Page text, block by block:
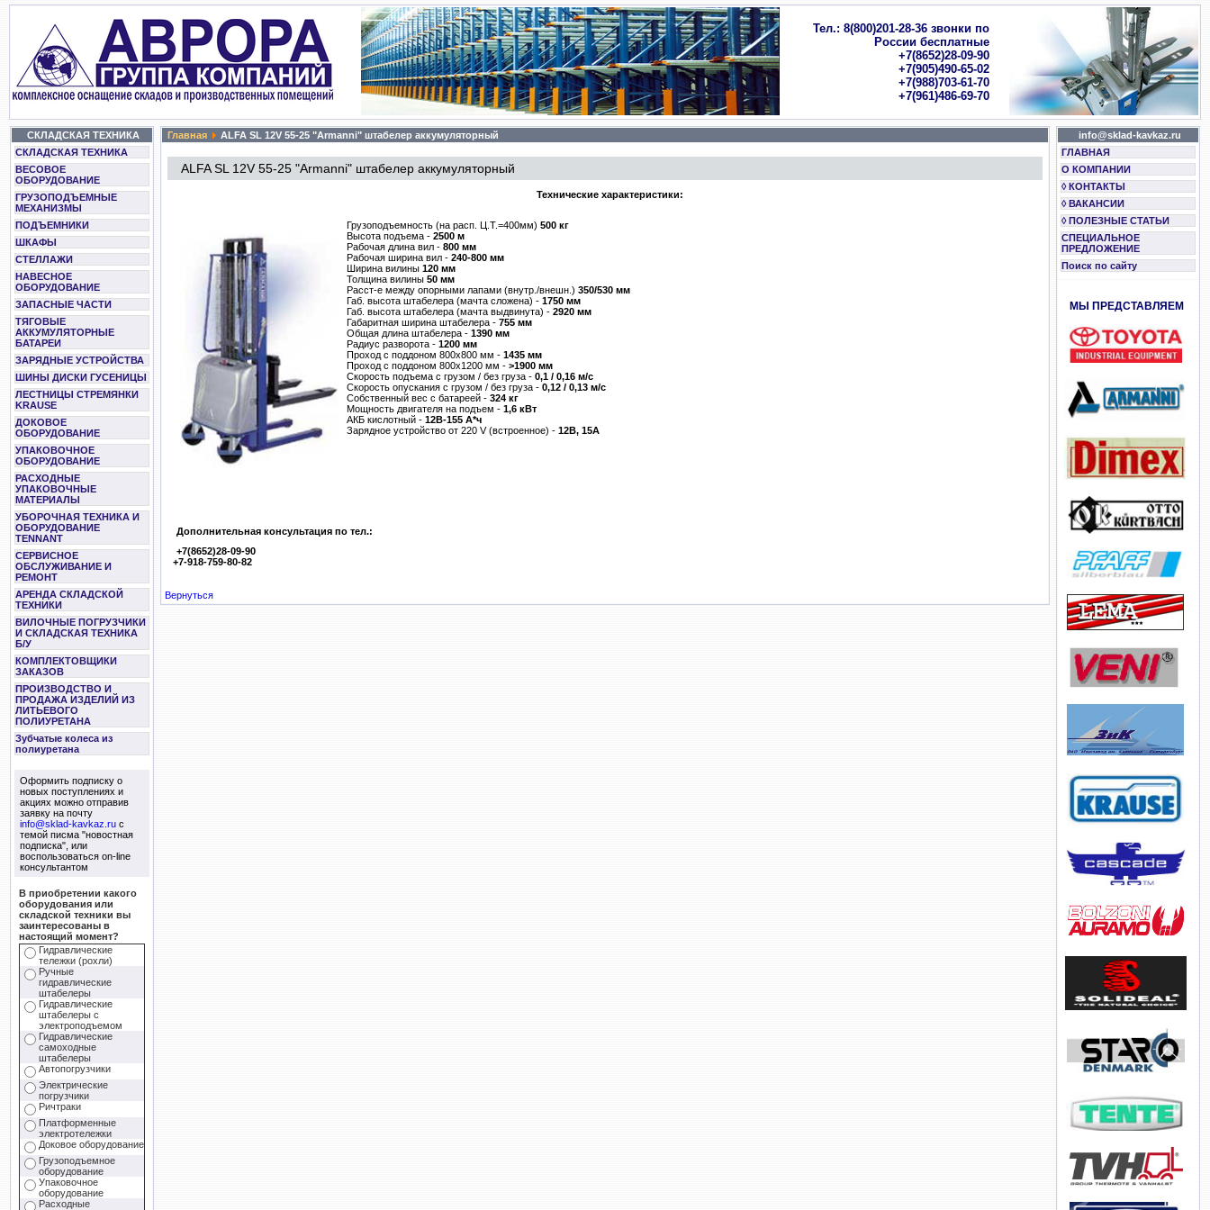
Тел.: 8(800)201-28-36 звонки по
России бесплатные
+7(8652)28-09-90
+7(905)490-65-02
+7(988)703-61-70
+7(961)486-69-70
СКЛАДСКАЯ ТЕХНИКА
СКЛАДСКАЯ ТЕХНИКА
ВЕСОВОЕ
ОБОРУДОВАНИЕ
ГРУЗОПОДЪЕМНЫЕ
МЕХАНИЗМЫ
ПОДЪЕМНИКИ
ШКАФЫ
СТЕЛЛАЖИ
НАВЕСНОЕ
ОБОРУДОВАНИЕ
ЗАПАСНЫЕ ЧАСТИ
ТЯГОВЫЕ
АККУМУЛЯТОРНЫЕ
БАТАРЕИ
ЗАРЯДНЫЕ УСТРОЙСТВА
ШИНЫ ДИСКИ ГУСЕНИЦЫ
ЛЕСТНИЦЫ СТРЕМЯНКИ
KRAUSE
ДОКОВОЕ
ОБОРУДОВАНИЕ
УПАКОВОЧНОЕ
ОБОРУДОВАНИЕ
РАСХОДНЫЕ
УПАКОВОЧНЫЕ
МАТЕРИАЛЫ
УБОРОЧНАЯ ТЕХНИКА И
ОБОРУДОВАНИЕ
TENNANT
СЕРВИСНОЕ
ОБСЛУЖИВАНИЕ И
РЕМОНТ
АРЕНДА СКЛАДСКОЙ
ТЕХНИКИ
ВИЛОЧНЫЕ ПОГРУЗЧИКИ
И СКЛАДСКАЯ ТЕХНИКА
Б/У
КОМПЛЕКТОВЩИКИ
ЗАКАЗОВ
ПРОИЗВОДСТВО И
ПРОДАЖА ИЗДЕЛИЙ ИЗ
ЛИТЬЕВОГО
ПОЛИУРЕТАНА
Зубчатые колеса из
полиуретана
Оформить подписку о
новых поступлениях и
акциях можно отправив
заявку на почту
info@sklad-kavkaz.ruс
темой писма "новостная
подписка", или
воспользоваться on-line
консультантом
В приобретении какого
оборудования или
складской техники вы
заинтересованы в
настоящий момент?
Гидравлические
тележки (рохли)
Ручные
гидравлические
штабелеры
Гидравлические
штабелеры с
электроподъемом
Гидравлические
самоходные
штабелеры
Автопогрузчики
Электрические
погрузчики
Ричтраки
Платформенные
электротележки
Доковое оборудование
Грузоподъемное
оборудование
Упаковочное
оборудование
Расходные
Главная ALFA SL 12V 55-25 "Armanni" штабелер аккумуляторный
ALFA SL 12V 55-25 "Armanni" штабелер аккумуляторный
Технические характеристики:
Грузоподъемность (на расп. Ц.Т.=400мм) 500 кг
Высота подъема - 2500 м
Рабочая длина вил - 800 мм
Рабочая ширина вил - 240-800 мм
Ширина вилины 120 мм
Толщина вилины 50 мм
Расст-е между опорными лапами (внутр./внешн.) 350/530 мм
Габ. высота штабелера (мачта сложена) - 1750 мм
Габ. высота штабелера (мачта выдвинута) - 2920 мм
Габаритная ширина штабелера - 755 мм
Общая длина штабелера - 1390 мм
Радиус разворота - 1200 мм
Проход с поддоном 800х800 мм - 1435 мм
Проход с поддоном 800х1200 мм - >1900 мм
Скорость подъема с грузом / без груза - 0,1 / 0,16 м/с
Скорость опускания с грузом / без груза - 0,12 / 0,13 м/с
Собственный вес с батареей - 324 кг
Мощность двигателя на подъем - 1,6 кВт
АКБ кислотный - 12В-155 А*ч
Зарядное устройство от 220 V (встроенное) - 12В, 15A
Дополнительная консультация по тел.:
+7(8652)28-09-90
+7-918-759-80-82
Вернуться
info@sklad-kavkaz.ru
ГЛАВНАЯ
О КОМПАНИИ
◊ КОНТАКТЫ
◊ ВАКАНСИИ
◊ ПОЛЕЗНЫЕ СТАТЬИ
СПЕЦИАЛЬНОЕ
ПРЕДЛОЖЕНИЕ
Поиск по сайту
МЫ ПРЕДСТАВЛЯЕМ